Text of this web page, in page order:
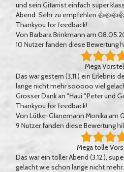
und sein Gitarrist einfach super
Abend. Sehr zu empfehlen
Thankyou for feedback!
Von Barbara Brinkmann am
10 Nutzer fanden diese Bewertung
Mega
Das war gestern (3.11.) ein Erlebnis
lange nicht mehr sooooo viel
Grosser Dank an "Haui ",Peter und
Thankyou for feedback!
Von Lütke-Glanemann Monikaam
9 Nutzer fanden diese Bewertung
Mega tolle
Das war ein toller Abend (3.12.),
gelacht wie schon lange nicht